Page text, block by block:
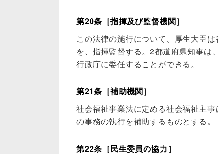
第20条［指揮及び監督機関］
この法律の施行について、厚生大臣
を、指揮監督する。2都道府県知事は
行政庁に委任することができる。
第21条［補助機関］
社会福祉事業法に定める社会福祉主
の事務の執行を補助するものとする。
第22条［民生委員の協力］